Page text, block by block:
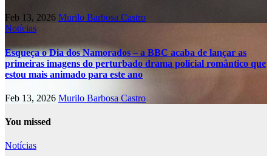
Feb 13, 2026 Murilo Barbosa Castro
Notícias
Esqueça o Dia dos Namorados – a BBC acaba de lançar as
primeiras imagens do perturbado drama policial romântico que
estou mais animado para este ano
Feb 13, 2026 Murilo Barbosa Castro
You missed
Notícias